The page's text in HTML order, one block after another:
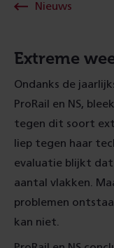
Nieuws
Extreme
Ondanks de
ProRail en NS,
tegen dit soort
liep tegen haar
evaluatie blijkt dat
aantal vlakken.
problemen
kan niet.